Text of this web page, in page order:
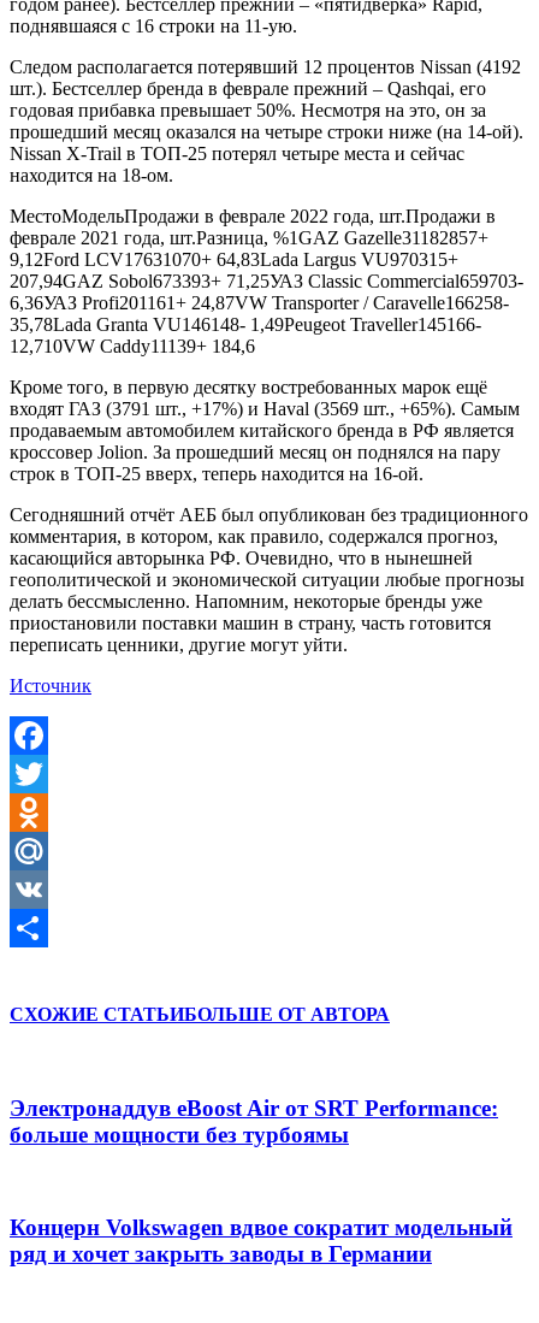
годом ранее). Бестселлер прежний – «пятидверка» Rapid,
поднявшаяся с 16 строки на 11-ую.
Следом располагается потерявший 12 процентов Nissan (4192
шт.). Бестселлер бренда в феврале прежний – Qashqai, его
годовая прибавка превышает 50%. Несмотря на это, он за
прошедший месяц оказался на четыре строки ниже (на 14-ой).
Nissan X-Trail в ТОП-25 потерял четыре места и сейчас
находится на 18-ом.
МестоМодельПродажи в феврале 2022 года, шт.Продажи в
феврале 2021 года, шт.Разница, %1GAZ Gazelle31182857+
9,12Ford LCV17631070+ 64,83Lada Largus VU970315+
207,94GAZ Sobol673393+ 71,25УАЗ Classic Commercial659703-
6,36УАЗ Profi201161+ 24,87VW Transporter / Caravelle166258-
35,78Lada Granta VU146148- 1,49Peugeot Traveller145166-
12,710VW Caddy11139+ 184,6
Кроме того, в первую десятку востребованных марок ещё
входят ГАЗ (3791 шт., +17%) и Haval (3569 шт., +65%). Самым
продаваемым автомобилем китайского бренда в РФ является
кроссовер Jolion. За прошедший месяц он поднялся на пару
строк в ТОП-25 вверх, теперь находится на 16-ой.
Сегодняшний отчёт АЕБ был опубликован без традиционного
комментария, в котором, как правило, содержался прогноз,
касающийся авторынка РФ. Очевидно, что в нынешней
геополитической и экономической ситуации любые прогнозы
делать бессмысленно. Напомним, некоторые бренды уже
приостановили поставки машин в страну, часть готовится
переписать ценники, другие могут уйти.
Источник
Facebook
Twitter
Odnoklassniki
Mail.Ru
VK
СХОЖИЕ СТАТЬИБОЛЬШЕ ОТ АВТОРА
Электронаддув eBoost Air от SRT Performance:
больше мощности без турбоямы
Концерн Volkswagen вдвое сократит модельный
ряд и хочет закрыть заводы в Германии